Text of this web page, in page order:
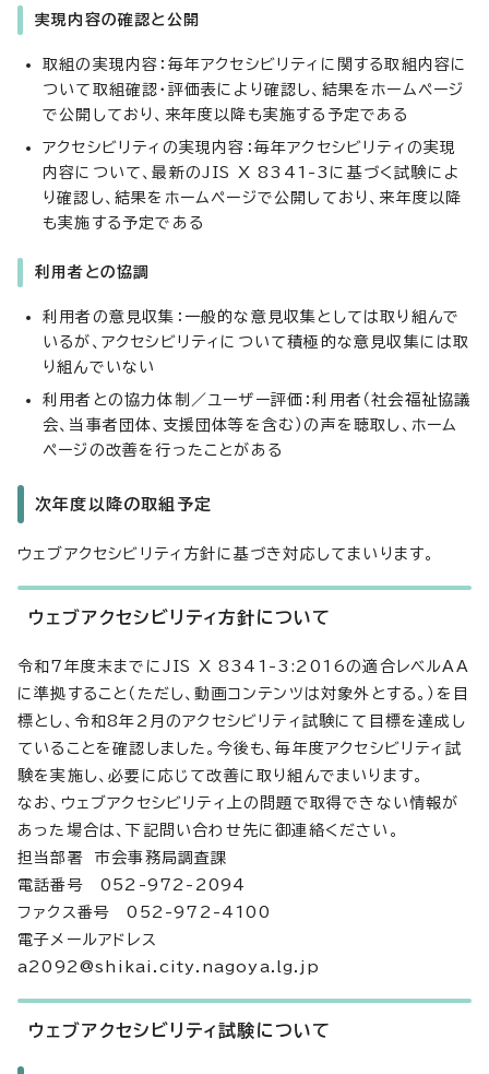
実現内容の確認と公開
取組の実現内容：毎年アクセシビリティに関する取組内容に
ついて取組確認・評価表により確認し、結果をホームページ
で公開しており、来年度以降も実施する予定である
アクセシビリティの実現内容：毎年アクセシビリティの実現
内容について、最新のJIS X 8341-3に基づく試験によ
り確認し、結果をホームページで公開しており、来年度以降
も実施する予定である
利用者との協調
利用者の意見収集：一般的な意見収集としては取り組んで
いるが、アクセシビリティについて積極的な意見収集には取
り組んでいない
利用者との協力体制／ユーザー評価：利用者（社会福祉協議
会、当事者団体、支援団体等を含む）の声を聴取し、ホーム
ページの改善を行ったことがある
次年度以降の取組予定
ウェブアクセシビリティ方針に基づき対応してまいります。
ウェブアクセシビリティ方針について
令和7年度末までにJIS X 8341-3:2016の適合レベルAA
に準拠すること（ただし、動画コンテンツは対象外とする。）を目
標とし、令和8年2月のアクセシビリティ試験にて目標を達成し
ていることを確認しました。今後も、毎年度アクセシビリティ試
験を実施し、必要に応じて改善に取り組んでまいります。
なお、ウェブアクセシビリティ上の問題で取得できない情報が
あった場合は、下記問い合わせ先に御連絡ください。
担当部署 市会事務局調査課
電話番号 052-972-2094
ファクス番号 052-972-4100
電子メールアドレス
a2092@shikai.city.nagoya.lg.jp
ウェブアクセシビリティ試験について